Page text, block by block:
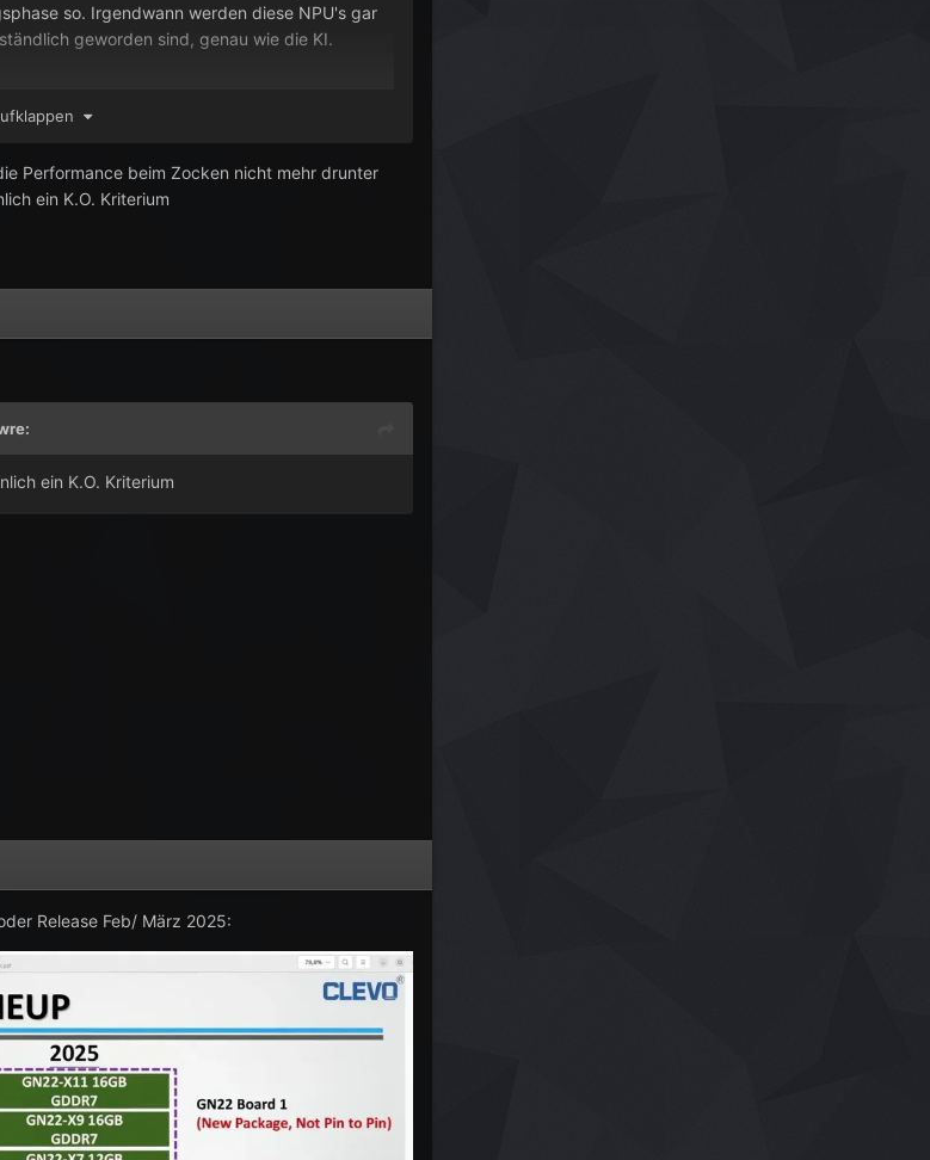
so. Irgendwann werden diese NPU's gar
geworden sind, genau wie die KI.
Performance beim Zocken nicht mehr drunter
ein K.O. Kriterium
:
ein K.O. Kriterium
Release Feb/ März 2025: